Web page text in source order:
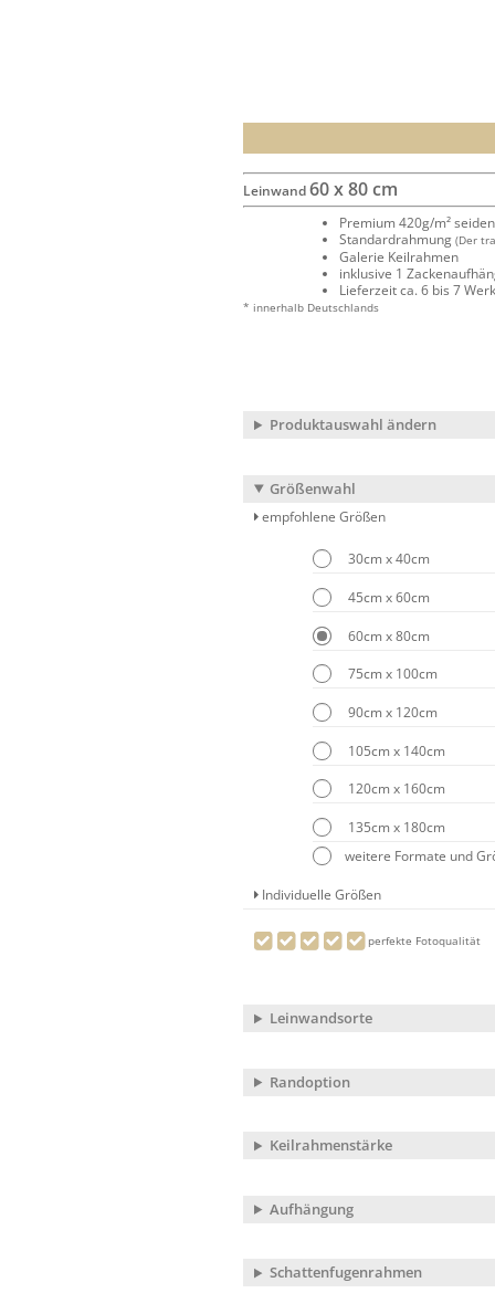
Leinwand60 x 80 cm
Premium 420g/m²
Standardrahmung (Der
Galerie Keilrahmen
inklusive 1
Lieferzeit ca. 6 bis 7
* innerhalb Deutschlands
Produktauswahl ändern
Größenwahl
empfohlene Größen
30cm x 40cm
45cm x 60cm
60cm x 80cm
75cm x 100cm
90cm x 120cm
105cm x 140cm
120cm x 160cm
135cm x 180cm
weitere Formate und
Individuelle Größen
perfekte Fotoqualität
Leinwandsorte
Randoption
Keilrahmenstärke
Aufhängung
Schattenfugenrahmen